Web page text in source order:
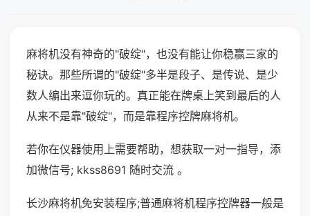
麻将机没有神奇的"破绽"，也没有能让你稳赢三家的
秘诀。那些所谓的"破绽"多半是段子、是传说、是少
数人编出来逗你玩的。真正能在牌桌上笑到最后的人
从来不是靠"破绽"，而是靠程序控牌麻将机。
若你在仪器使用上需要帮助，想获取一对一指导，添
加微信号; kkss8691 随时交流 。
长沙麻将机免安装程序;普通麻将机程序控牌器一般是